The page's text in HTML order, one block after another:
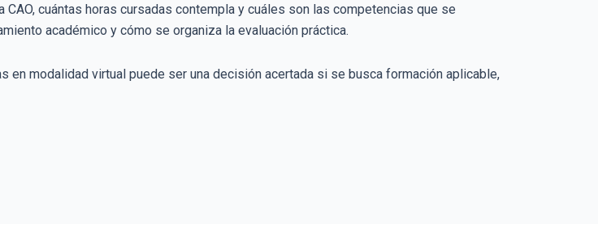
cuántas horas cursadas contempla y cuáles son las competencias que se
académico y cómo se organiza la evaluación práctica.
en modalidad virtual puede ser una decisión acertada si se busca formación aplicable,